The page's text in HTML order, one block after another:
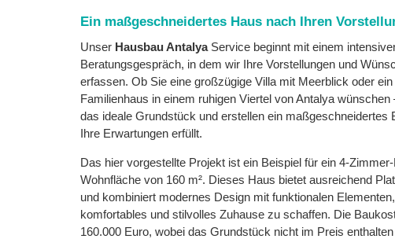
Ein maßgeschneidertes Haus nach Ihren
Unser Hausbau AntalyaService beginnt mit einem
Beratungsgespräch, in dem wir Ihre Vorstellungen und
erfassen. Ob Sie eine großzügige Villa mit Meerblick oder
Familienhaus in einem ruhigen Viertel von Antalya wünschen
das ideale Grundstück und erstellen ein maßgeschneidertes
Ihre Erwartungen erfüllt.
Das hier vorgestellte Projekt ist ein Beispiel für ein 4-
Wohnfläche von 160 m². Dieses Haus bietet ausreichend
und kombiniert modernes Design mit funktionalen
komfortables und stilvolles Zuhause zu schaffen. Die
160.000 Euro, wobei das Grundstück nicht im Preis